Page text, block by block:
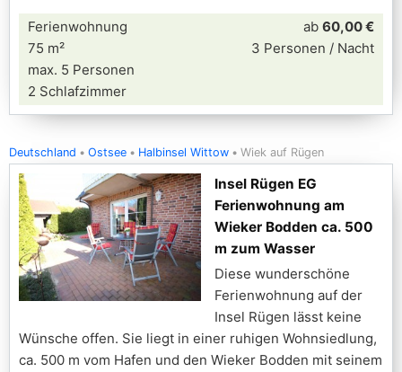
Ferienwohnung
75 m²
max. 5 Personen
2 Schlafzimmer
ab 60,00 €
3 Personen / Nacht
Deutschland Ostsee Halbinsel Wittow Wiek auf Rügen
Insel Rügen EG
Ferienwohnung am
Wieker Bodden ca. 500
m zum Wasser
Diese wunderschöne
Ferienwohnung auf der
Insel Rügen lässt keine
Wünsche offen. Sie liegt in einer ruhigen Wohnsiedlung,
ca. 500 m vom Hafen und den Wieker Bodden mit seinem